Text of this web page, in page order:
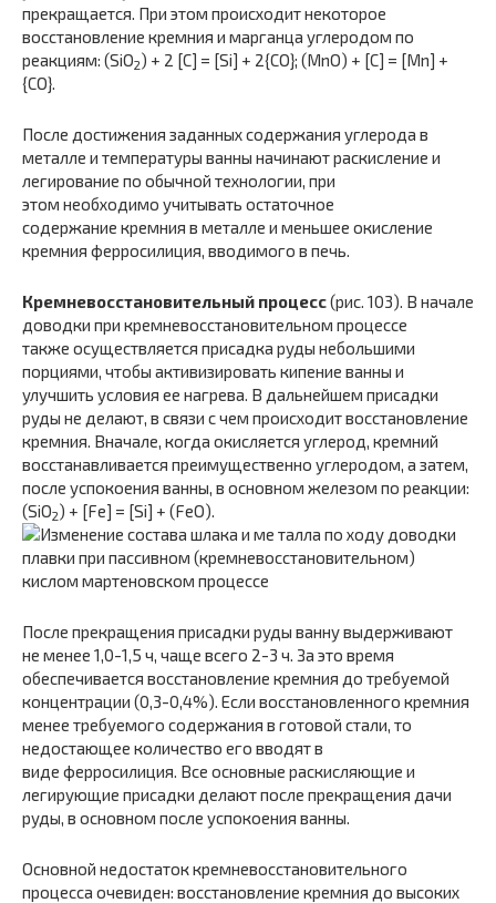
прекращается. При этом происходит некоторое
восстановление кремния и марганца углеродом по
реакциям: (SiO2) + 2 [С] = [Si] + 2{СО}; (MnO) + [С] = [Mn] +
{СО}.
После достижения заданных содержания углерода в
металле и температуры ванны начинают раскисление и
легирование по обычной технологии, при
этом необходимо учитывать остаточное
содержание кремния в металле и меньшее окисление
кремния ферросилиция, вводимого в печь.
Кремневосстановительный процесс(рис. 103). В начале
доводки при кремневосстановительном процессе
также осуществляется присадка руды небольшими
порциями, чтобы активизировать кипение ванны и
улучшить условия ее нагрева. В дальнейшем присадки
руды не делают, в связи с чем происходит восстановление
кремния. Вначале, когда окисляется углерод, кремний
восстанавливается преимущественно углеродом, а затем,
после успокоения ванны, в основном железом по реакции:
(SiO2) + [Fe] = [Si] + (FeO).
После прекращения присадки руды ванну выдерживают
не менее 1,0-1,5 ч, чаще всего 2-3 ч. За это время
обеспечивается восстановление кремния до требуемой
концентрации (0,3-0,4%). Если восстановленного кремния
менее требуемого содержания в готовой стали, то
недостающее количество его вводят в
виде ферросилиция. Все основные раскисляющие и
легирующие присадки делают после прекращения дачи
руды, в основном после успокоения ванны.
Основной недостаток кремневосстановительного
процесса очевиден: восстановление кремния до высоких